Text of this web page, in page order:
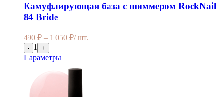
Камуфлирующая база с шиммером RockNail
84 Bride
490 ₽ – 1 050 ₽/ шт.
- 1 +
Параметры